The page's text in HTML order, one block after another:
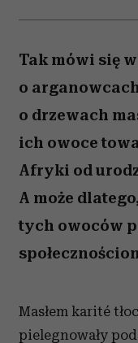
Tak mówi się
o
o drzewach
ich owoce
Afryki od
A może
tych owoców
Masłem karité
pielegnowały